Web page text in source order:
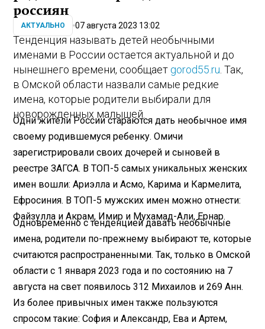
россиян
АКТУАЛЬНО 07 августа 2023 13:02
Тенденция называть детей необычными
именами в России остается актуальной и до
нынешнего времени, сообщает gorod55.ru . Так,
в Омской области назвали самые редкие
имена, которые родители выбирали для
новорожденных малышей.
Одни жители России стараются дать необычное имя
своему родившемуся ребенку. Омичи
зарегистрировали своих дочерей и сыновей в
реестре ЗАГСА. В ТОП-5 самых уникальных женских
имен вошли: Ариэлла и Асмо, Карима и Кармелита,
Ефросиния. В ТОП-5 мужских имен можно отнести:
Файзулла и Акрам, Имир и Мухамад-Али, Ернар.
Одновременно с тенденцией давать необычные
имена, родители по-прежнему выбирают те, которые
считаются распространенными. Так, только в Омской
области с 1 января 2023 года и по состоянию на 7
августа на свет появилось 312 Михаилов и 269 Анн.
Из более привычных имен также пользуются
спросом такие: София и Александр, Ева и Артем,